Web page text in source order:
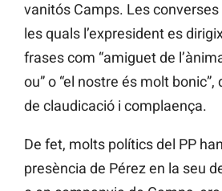
vanitós Camps. Les
les quals l’expresident es
frases com “amiguet de
ou” o “el nostre és molt
de claudicació i complaença.
De fet, molts polítics del PP
presència de Pérez en la seu